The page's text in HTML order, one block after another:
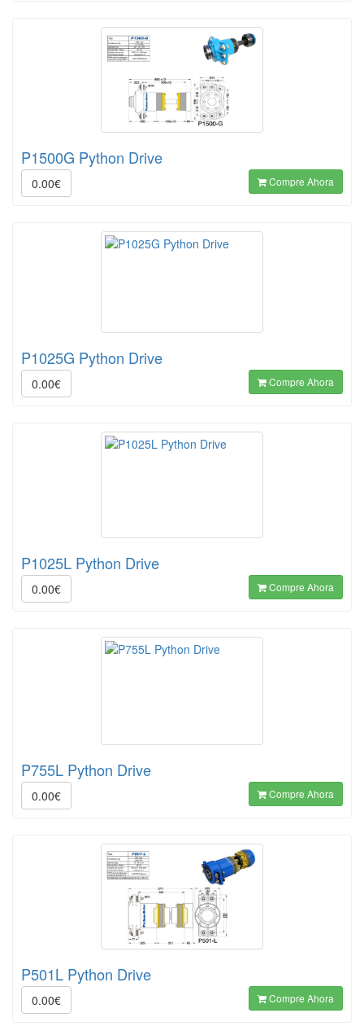
P1500G Python Drive
0.00€ Compre Ahora
P1025G Python Drive
0.00€ Compre Ahora
P1025L Python Drive
0.00€ Compre Ahora
P755L Python Drive
0.00€ Compre Ahora
P501L Python Drive
0.00€ Compre Ahora